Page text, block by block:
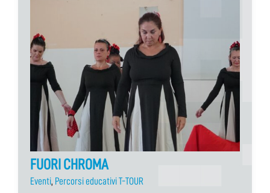
FUORI CHROMA
Eventi, Percorsi educativi T-TOUR